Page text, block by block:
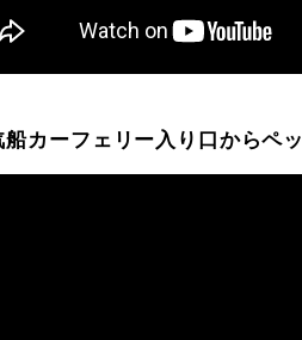
船カーフェリー入り口からペ